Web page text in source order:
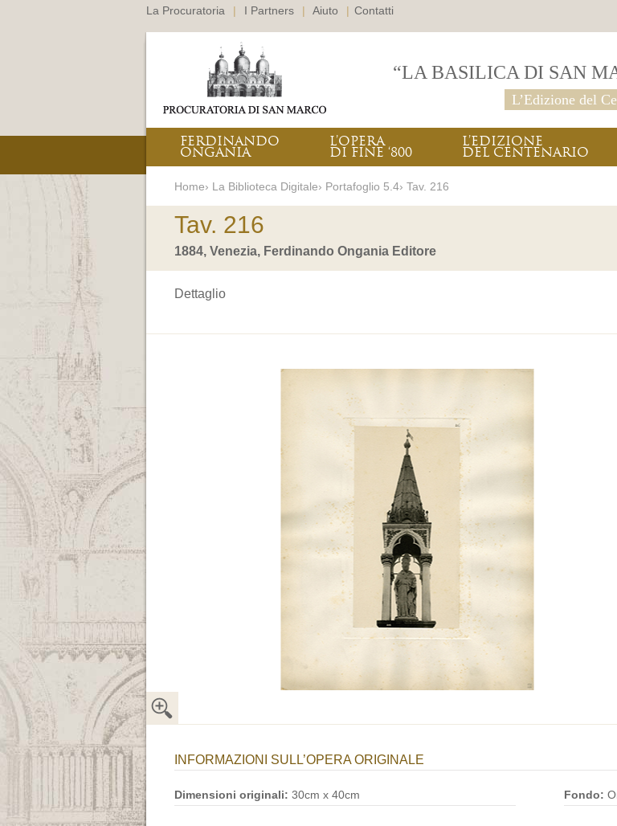
La Procuratoria | I Partners | Aiuto | Contatti
“LA BASILICA DI SAN
L’Edizione del
FERDINANDO
ONGANIA
L’OPERA
DI FINE ‘800
L’EDIZIONE
DEL CENTENARIO
Home› La Biblioteca Digitale› Portafoglio 5.4› Tav. 216
Tav. 216
1884, Venezia, Ferdinando Ongania Editore
Dettaglio
INFORMAZIONI SULL’OPERA ORIGINALE
Dimensioni originali: 30cm x 40cm Fondo: